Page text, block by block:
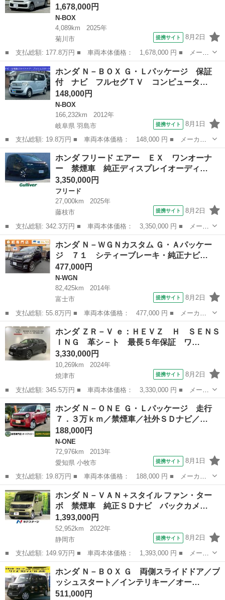
1,678,000円
N-BOX
4,089km
2025年
菊川市
提携サイト 8月2日
■ 支払総額: 177.8万円 ■ 車両本体価格： 1,678,000 円 ■ メーカ
ー名： ホンダ ■ 車種名： Ｎ－ＢＯＸ ■ グレード名： ベース
グレード ワンオーナー車 純正８インチナビ フルセグテレビ バ
ックカメ...
静岡 菊川市 N-BOX
ホンダ Ｎ－ＢＯＸ Ｇ・Ｌパッケージ 保証
付 ナビ フルセグＴＶ コンピュータ…
148,000円
N-BOX
166,232km
2012年
岐阜県 羽島市
提携サイト 8月1日
■ 支払総額: 19.8万円 ■ 車両本体価格： 148,000 円 ■ メーカー
名： ホンダ ■ 車種名： Ｎ－ＢＯＸ ■ グレード名： Ｇ・Ｌパ
ッケージ 保証付 ナビ フルセグＴＶ コンピューター診断済 プ
ッシュスター...
岐阜 羽島市 N-BOX
ホンダ フリード エアー ＥＸ ワンオーナ
ー 禁煙車 純正ディスプレイオーディ…
3,350,000円
フリード
27,000km
2025年
藤枝市
提携サイト 8月2日
■ 支払総額: 342.3万円 ■ 車両本体価格： 3,350,000 円 ■ メーカ
ー名： ホンダ ■ 車種名： フリード ■ グレード名： エアー
ＥＸ ワンオーナー 禁煙車 純正ディスプレイオーディオ アンド
ロイドオ...
静岡 藤枝市 フリード
ホンダ Ｎ－ＷＧＮカスタム Ｇ・Ａパッケー
ジ ７１ シティーブレーキ・純正ナビ…
477,000円
N-WGN
82,425km
2014年
富士市
提携サイト 8月2日
■ 支払総額: 55.8万円 ■ 車両本体価格： 477,000 円 ■ メーカー
名： ホンダ ■ 車種名： Ｎ－ＷＧＮカスタム ■ グレード名：
Ｇ・Ａパッケージ ７１ シティーブレーキ・純正ナビ・ナビＴＶ・
バックカメラ...
静岡 富士市 N-WGN
ホンダ ＺＲ－Ｖ ｅ：ＨＥＶＺ Ｈ ＳＥＮＳ
ＩＮＧ 革シ－ト 最長５年保証 ワ…
3,330,000円
10,269km
2024年
焼津市
提携サイト 8月2日
■ 支払総額: 345.5万円 ■ 車両本体価格： 3,330,000 円 ■ メーカ
ー名： ホンダ ■ 車種名： ＺＲ－Ｖ ■ グレード名： ｅ：ＨＥ
ＶＺ Ｈ ＳＥＮＳＩＮＧ 革シ－ト 最長５年保証 ワンオ－ナ
－ 純正ナ...
静岡 焼津市 ホンダ
ホンダ Ｎ－ＯＮＥ Ｇ・Ｌパッケージ 走行
７．３万ｋｍ／禁煙車／社外ＳＤナビ／…
188,000円
N-ONE
72,976km
2013年
愛知県 小牧市
提携サイト 8月1日
■ 支払総額: 19.8万円 ■ 車両本体価格： 188,000 円 ■ メーカー
名： ホンダ ■ 車種名： Ｎ－ＯＮＥ ■ グレード名： Ｇ・Ｌパ
ッケージ 走行７．３万ｋｍ／禁煙車／社外ＳＤナビ／Ｂｌｕｅｔｏ
ｏｔｈ／ＨＩ...
愛知 小牧市 N-ONE
ホンダ Ｎ－ＶＡＮ＋スタイル ファン・ター
ボ 禁煙車 純正ＳＤナビ バックカメ…
1,393,000円
52,952km
2022年
静岡市
提携サイト 8月2日
■ 支払総額: 149.9万円 ■ 車両本体価格： 1,393,000 円 ■ メーカ
ー名： ホンダ ■ 車種名： Ｎ－ＶＡＮ＋スタイル ■ グレード
名： ファン・ターボ 禁煙車 純正ＳＤナビ バックカメラ 衝突
軽減 ドラ...
静岡 静岡市 ホンダ
ホンダ Ｎ－ＢＯＸ Ｇ 両側スライドドア／プ
ッシュスタート／インテリキー／オー…
511,000円